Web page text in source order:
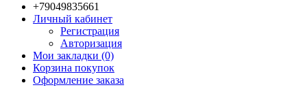
+79049835661
Личный кабинет
Регистрация
Авторизация
Мои закладки (0)
Корзина покупок
Оформление заказа